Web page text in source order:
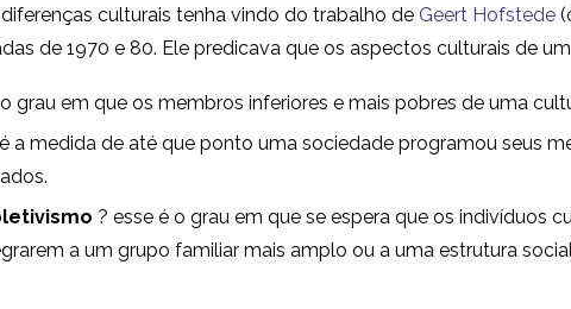
culturais tenha vindo do trabalho de Geert Hofstede
de 1970 e 80. Ele predicava que os aspectos culturais de
grau em que os membros inferiores e mais pobres de uma
a medida de até que ponto uma sociedade programou seus
? esse é o grau em que se espera que os indivíduos
a um grupo familiar mais amplo ou a uma estrutura